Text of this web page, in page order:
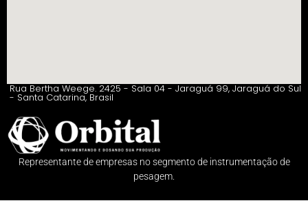
Rua Bertha Weege. 2425 - Sala 04 - Jaraguá 99, Jaraguá do Sul
- Santa Catarina, Brasil
Representante de empresas no segmento de instrumentação de
pesagem.